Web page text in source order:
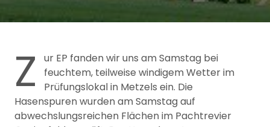
Z
ur EP fanden wir uns am Samstag bei
feuchtem, teilweise windigem Wetter im
Prüfungslokal in Metzels ein. Die
Hasenspuren wurden am Samstag auf
abwechslungsreichen Flächen im Pachtrevier